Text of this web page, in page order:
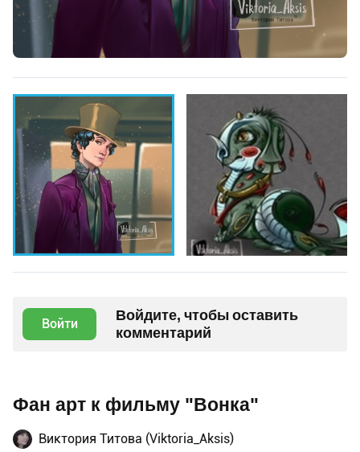
Войти
Войдите, чтобы оставить
комментарий
Фан арт к фильму "Вонка"
Виктория Титова (Viktoria_Aksis)